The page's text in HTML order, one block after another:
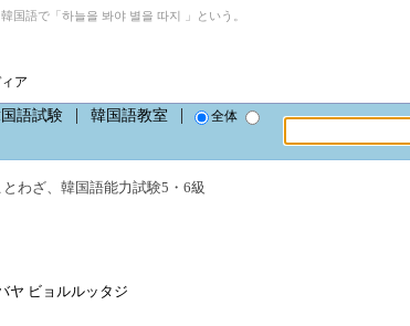
国語で「하늘을 봐야 별을 따지 」という。
ア
語試験 韓国語教室
全体
とわざ、 韓国語能力試験5・6級
ヤ ビョルルッタジ